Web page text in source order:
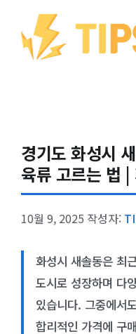
건너뛰기
경기도 화성시
육류 고르는 법
10월 9, 2025 작성자:
화성시 새솔동은 최
도시로 성장하며 다
있습니다. 그중에서
합리적인 가격에 구